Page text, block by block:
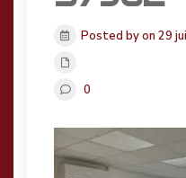
Posted by on 29
0